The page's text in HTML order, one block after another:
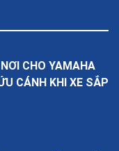
CHO YAMAHA
CÁNH KHI XE SẮP